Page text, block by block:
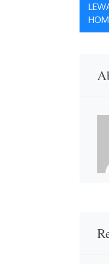
pos